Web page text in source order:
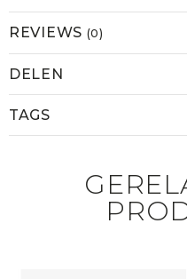
REVIEWS (0)
DELEN
TAGS